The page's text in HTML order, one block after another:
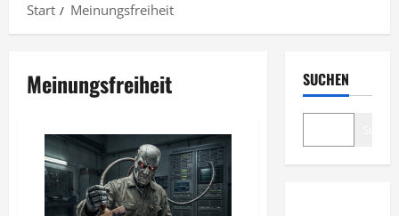
Start
Meinungsfreiheit
Meinungsfreiheit SUCHEN